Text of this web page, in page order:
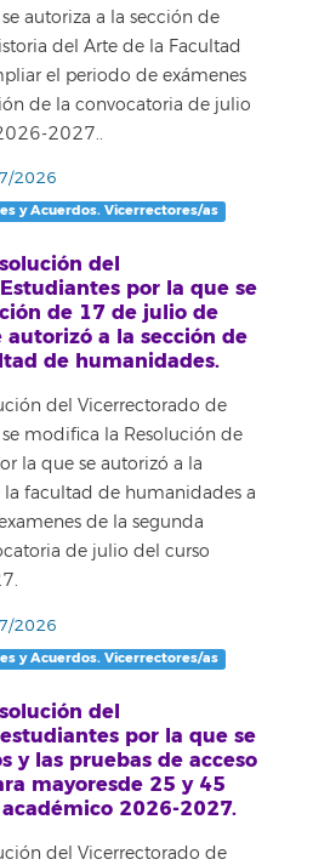
autoriza a la sección de
del Arte de la Facultad
el periodo de exámenes
de la convocatoria de julio
2027..
2026
y Acuerdos. Vicerrectores/as
del
por la que se
de 17 de julio de
a la sección de
de humanidades.
del Vicerrectorado de
modifica la Resolución de
la que se autorizó a la
facultad de humanidades a
de la segunda
de julio del curso
2026
y Acuerdos. Vicerrectores/as
del
por la que se
y las pruebas de acceso
mayoresde 25 y 45
2026-2027.
del Vicerrectorado de